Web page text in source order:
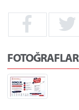
FOTOĞRAFLAR